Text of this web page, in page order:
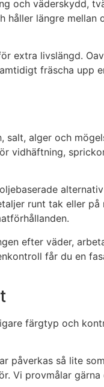
och väderskydd,
längre
extra livslängd.
fräscha upp
alger och
vidhäftning,
runt tak eller
efter väder,
får du en
färgtyp och
påverkas så lite
Vi provmålar